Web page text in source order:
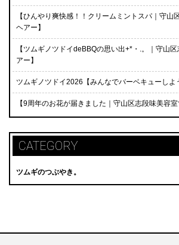
【ひんやり爽快感！！クリームミントスパ｜守山
ヘアー】
【ツムギノツドイdeBBQの思い出+*・.。｜守山
アー】
ツムギノツドイ2026【みんなでバーベキューしよ
【9周年のお花が届きました｜守山区志段味美容室
CATEGORY
ツムギのつぶやき。